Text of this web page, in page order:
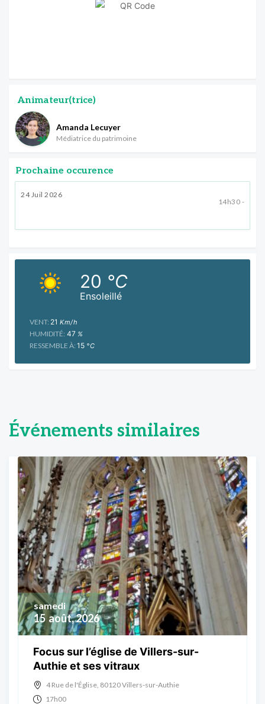
Animateur(trice)
Amanda Lecuyer
Médiatrice du patrimoine
Prochaine occurence
24 Juil 2026
14h30 -
Ensoleillé
20 °C
VENT: 21 Km/h
HUMIDITÉ: 47 %
RESSEMBLE À: 15 °C
Événements similaires
15 août, 2026
samedi
Focus sur l’église de Villers-sur-
Authie et ses vitraux
4 Rue de l'Église, 80120 Villers-sur-Authie
17h00